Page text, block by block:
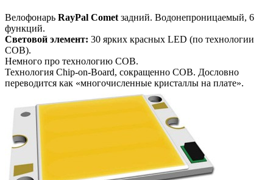
Велофонарь RayPal Comet задний. Водонепроницаемый, 6
функций.
Световой элемент: 30 ярких красных LED (по технологии
COB).
Немного про технологию COB.
Технология Chip-on-Board, сокращенно COB. Дословно
переводится как «многочисленные кристаллы на плате».